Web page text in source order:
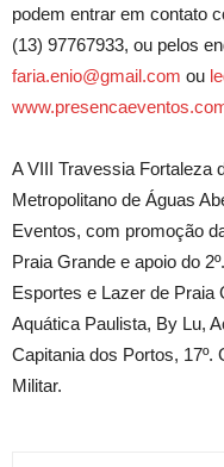
podem entrar em contato
(13) 97767933, ou pelos
faria.enio@gmail.com ou
A VIII Travessia Fortaleza
Metropolitano de Águas
Eventos, com promoção
Praia Grande e apoio do
Esportes e Lazer de Praia
Aquática Paulista, By Lu,
Capitania dos Portos,
Militar.